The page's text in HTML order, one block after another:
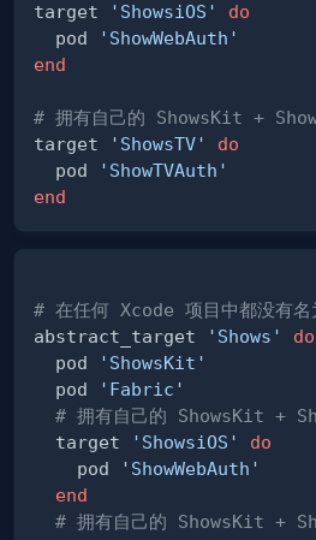
target
'ShowsiOS'
do
  pod
'ShowWebAuth'
end
# 拥有自己的 ShowsKit +
target
'ShowsTV'
do
  pod
'ShowTVAuth'
end
# 在任何 Xcode 项目中都没有名
abstract_target
'Shows'
do
  pod
'ShowsKit'
  pod
'Fabric'
# 拥有自己的 ShowsKit +
  target
'ShowsiOS'
do
    pod
'ShowWebAuth'
end
# 拥有自己的 ShowsKit +